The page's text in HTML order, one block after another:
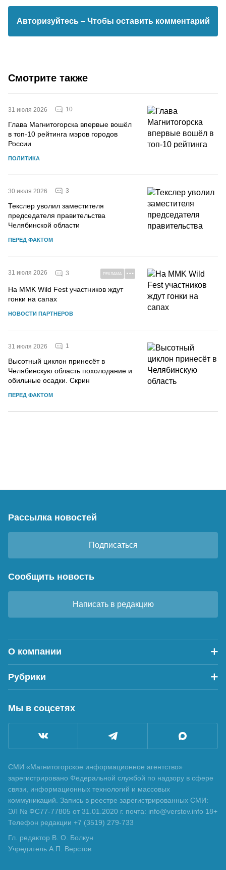
Авторизуйтесь – Чтобы оставить комментарий
Смотрите также
31 июля 2026 10
Глава Магнитогорска впервые вошёл
в топ-10 рейтинга мэров городов
России
ПОЛИТИКА
30 июля 2026 3
Текслер уволил заместителя
председателя правительства
Челябинской области
ПЕРЕД ФАКТОМ
31 июля 2026 3 РЕКЛАМА
На MMK Wild Fest участников ждут
гонки на сапах
НОВОСТИ ПАРТНЕРОВ
31 июля 2026 1
Высотный циклон принесёт в
Челябинскую область похолодание и
обильные осадки. Скрин
ПЕРЕД ФАКТОМ
Рассылка новостей
Подписаться
Сообщить новость
Написать в редакцию
О компании
Рубрики
Мы в соцсетях
СМИ «Магнитогорское информационное агентство»
зарегистрировано Федеральной службой по надзору в сфере
связи, информационных технологий и массовых
коммуникаций. Запись в реестре зарегистрированных СМИ:
ЭЛ № ФС77-77805 от 31.01.2020 г. почта: info@verstov.info 18+
Телефон редакции +7 (3519) 279-733
Гл. редактор В. О. Болкун
Учредитель А.П. Верстов